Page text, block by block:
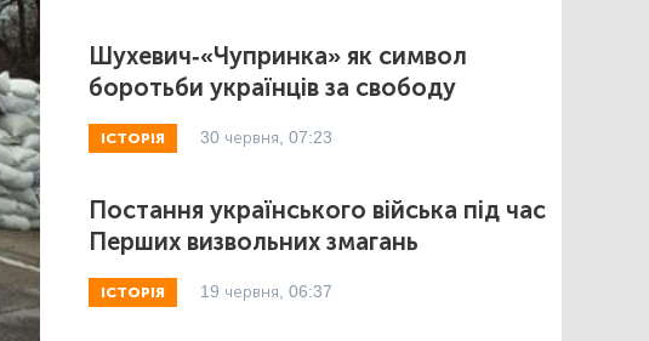
Шухевич-«Чупринка» як символ
боротьби українців за свободу
ІСТОРІЯ 30 червня, 07:23
Постання українського війська під час
Перших визвольних змагань
ІСТОРІЯ 19 червня, 06:37